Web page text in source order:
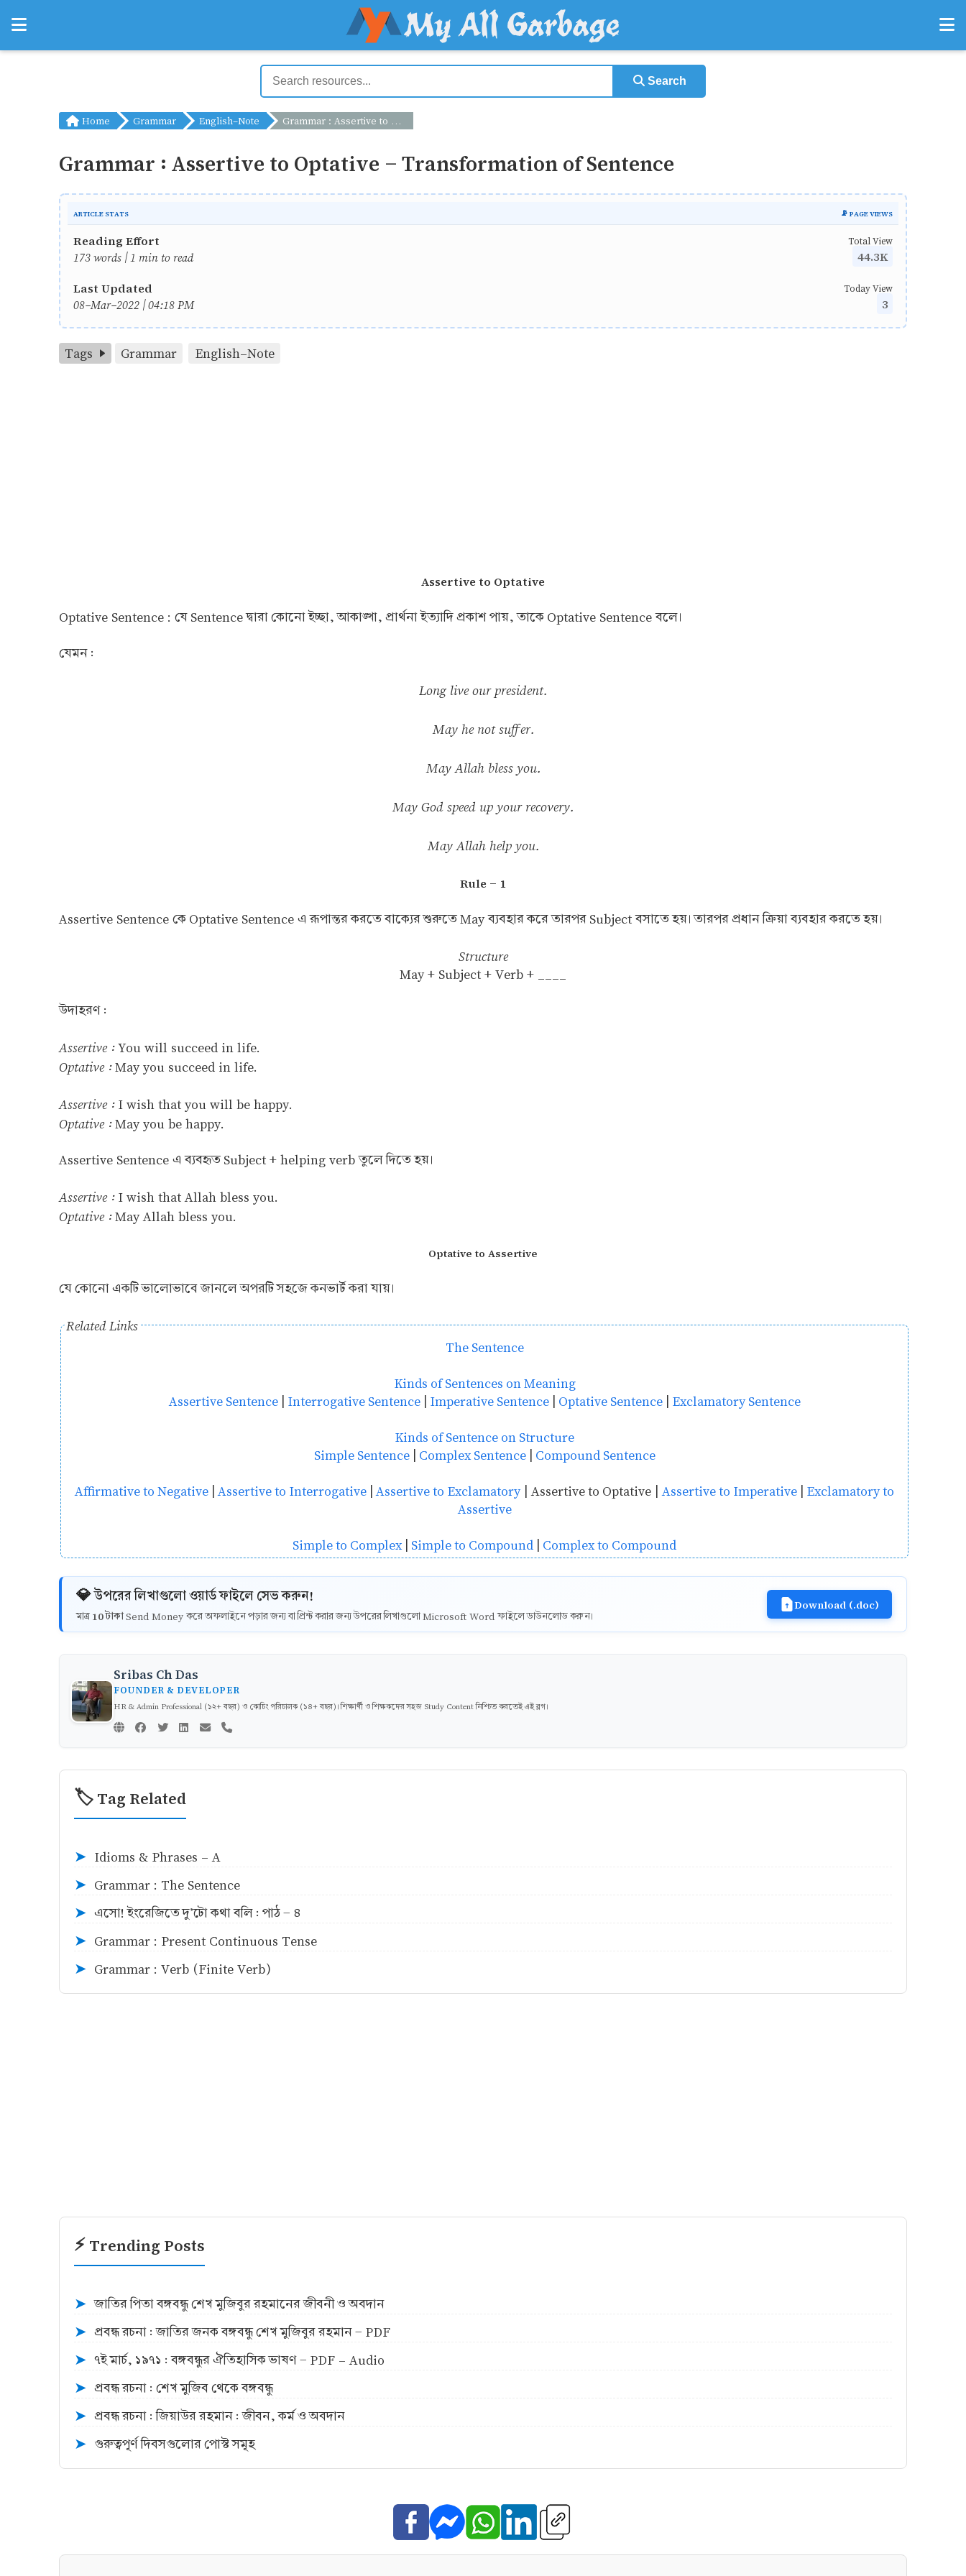
Search
Home Grammar English-Note Grammar : Assertive to Optative - Transformation of Sentence
Grammar : Assertive to Optative - Transformation of Sentence
ARTICLE STATS 📡 PAGE VIEWS
Reading Effort
173 words | 1 min to read
Total View
44.3K
Last Updated
08-Mar-2022 | 04:18 PM
Today View
3
Tags Grammar English-Note
Assertive to Optative
Optative Sentence : যে Sentence দ্বারা কোনো ইচ্ছা, আকাঙ্খা, প্রার্থনা ইত্যাদি প্রকাশ পায়, তাকে Optative Sentence বলে।
যেমন :
Long live our president.
May he not suffer.
May Allah bless you.
May God speed up your recovery.
May Allah help you.
Rule - 1
Assertive Sentence কে Optative Sentence এ রূপান্তর করতে বাক্যের শুরুতে May ব্যবহার করে তারপর Subject বসাতে হয়। তারপর প্রধান ক্রিয়া ব্যবহার করতে হয়।
Structure
May + Subject + Verb + ____
উদাহরণ :
Assertive :You will succeed in life.
Optative :May you succeed in life.
Assertive :I wish that you will be happy.
Optative :May you be happy.
Assertive Sentence এ ব্যবহৃত Subject + helping verb তুলে দিতে হয়।
Assertive :I wish that Allah bless you.
Optative :May Allah bless you.
Optative to Assertive
যে কোনো একটি ভালোভাবে জানলে অপরটি সহজে কনভার্ট করা যায়।
Related Links
The Sentence
Kinds of Sentences on Meaning
Assertive Sentence| Interrogative Sentence| Imperative Sentence| Optative Sentence| Exclamatory Sentence
Kinds of Sentence on Structure
Simple Sentence| Complex Sentence| Compound Sentence
Affirmative to Negative |Assertive to Interrogative |Assertive to Exclamatory| Assertive to Optative |Assertive to Imperative | Exclamatory to
Assertive
Simple to Complex| Simple to Compound | Complex to Compound
💎 উপরের লিখাগুলো ওয়ার্ড ফাইলে সেভ করুন!
মাত্র 10 টাকাSend Money করে অফলাইনে পড়ার জন্য বা প্রিন্ট করার জন্য উপরের লিখাগুলো Microsoft Word ফাইলে ডাউনলোড করুন।
Download (.doc)
Sribas Ch Das
FOUNDER & DEVELOPER
HR & Admin Professional (১২+ বছর) ও কোচিং পরিচালক (১৪+ বছর)। শিক্ষার্থী ও শিক্ষকদের সহজ Study Content নিশ্চিত করতেই এই ব্লগ।
🏷️ Tag Related
➤ Idioms & Phrases - A
➤ Grammar : The Sentence
➤ এসো! ইংরেজিতে দু’টো কথা বলি : পাঠ - ৪
➤ Grammar : Present Continuous Tense
➤ Grammar : Verb (Finite Verb)
⚡ Trending Posts
➤ জাতির পিতা বঙ্গবন্ধু শেখ মুজিবুর রহমানের জীবনী ও অবদান
➤ প্রবন্ধ রচনা : জাতির জনক বঙ্গবন্ধু শেখ মুজিবুর রহমান - PDF
➤ ৭ই মার্চ, ১৯৭১ : বঙ্গবন্ধুর ঐতিহাসিক ভাষণ - PDF - Audio
➤ প্রবন্ধ রচনা : শেখ মুজিব থেকে বঙ্গবন্ধু
➤ প্রবন্ধ রচনা : জিয়াউর রহমান : জীবন, কর্ম ও অবদান
➤ গুরুত্বপূর্ণ দিবসগুলোর পোস্ট সমূহ